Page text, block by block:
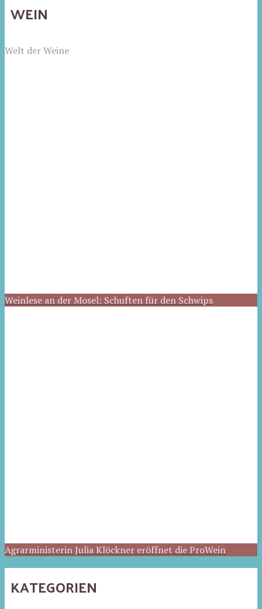
WEIN
Welt der Weine
Weinlese an der Mosel: Schuften für den Schwips
Agrarministerin Julia Klöckner eröffnet die ProWein
KATEGORIEN